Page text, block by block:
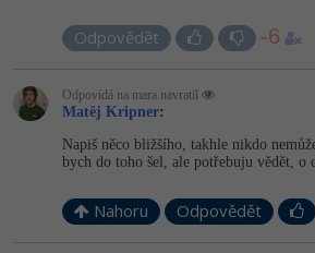
ASP.NET MVC
Django
Best practices
MS-SQL
SQLite
Systémový administrátor
Grafik / UX/UI návrhář
3D grafik
Kotlin -80%
C
VB.NET
SQL
Odpovědět -6
Odpovídá na mara.navratil
Matěj Kripner:
Napiš něco bližšího, takhle nikdo
bych do toho šel, ale potřebuju vědět, o
Nahoru Odpovědět